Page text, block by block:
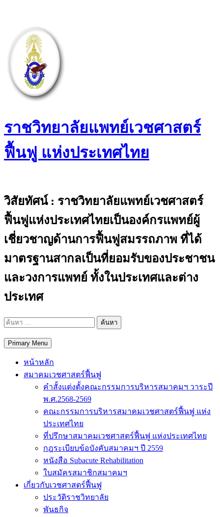
ราชวิทยาลัยแพทย์เวชศาสตร์
ฟื้นฟู แห่งประเทศไทย
วิสัยทัศน์ : ราชวิทยาลัยแพทย์เวชศาสตร์
ฟื้นฟูแห่งประเทศไทยเป็นองค์กรแพทย์ผู้
เชี่ยวชาญด้านการฟื้นฟูสมรรถภาพ ที่ได้
มาตรฐานสากลเป็นที่ยอมรับของประชาชน
และวงการแพทย์ ทั้งในประเทศและต่าง
ประเทศ
ค้นหา
Primary Menu
หน้าหลัก
สมาคมเวชศาสตร์ฟื้นฟู
คำสั้งแต่งตั้งคณะกรรมการบริหารสมาคมฯ วาระปี
พ.ศ.2568-2569
คณะกรรมการบริหารสมาคมเวชศาสตร์ฟื้นฟู แห่ง
ประเทศไทย
ที่ปรึกษาสมาคมเวชศาสตร์ฟื้นฟู แห่งประเทศไทย
กฎระเบียบข้อบังคับสมาคมฯ ปี 2559
หนังสือ Subacute Rehabilitation
ใบสมัครสมาชิกสมาคมฯ
เกี่ยวกับเวชศาสตร์ฟื้นฟู
ประวัติราชวิทยาลัย
พันธกิจ